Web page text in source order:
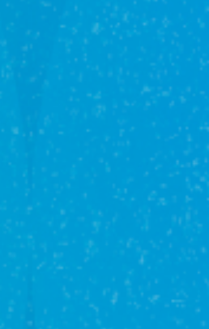
Отзывы 8
отзыв
агентам Эрику
за оперативное
проведение сделки по
будем вас